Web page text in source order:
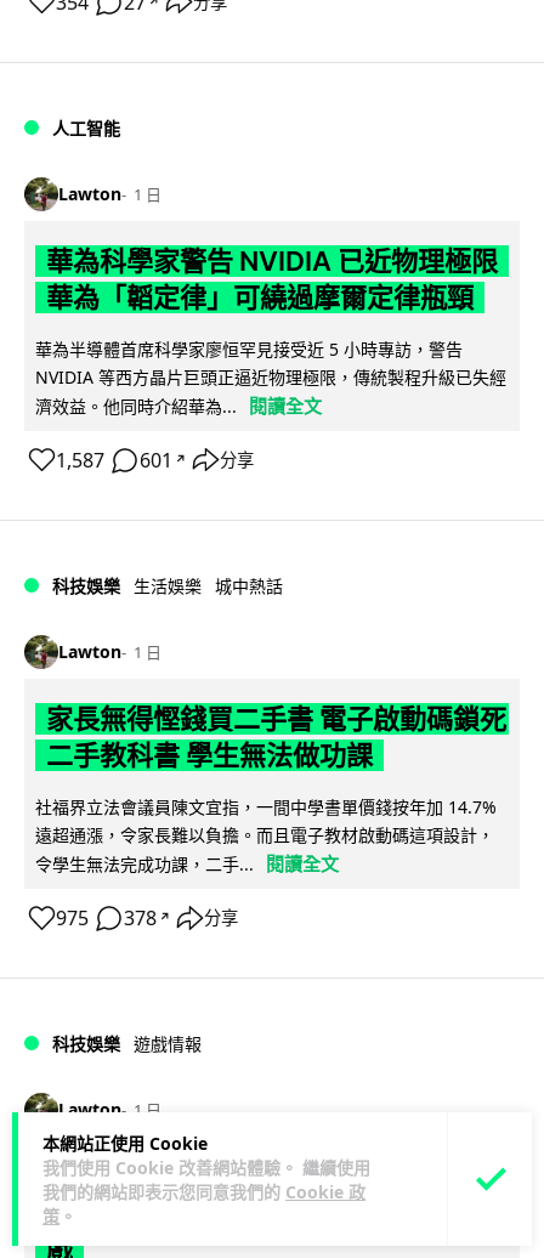
本網站正使用 Cookie
我們使用 Cookie 改善網站體驗。 繼續使用
我們的網站即表示您同意我們的 Cookie 政
策 。
人工智能
Lawton 1 日
華為科學家警告 NVIDIA 已近物理極限
華為「韜定律」可繞過摩爾定律瓶頸
華為半導體首席科學家廖恒罕見接受近 5 小時專訪，警告
NVIDIA 等西方晶片巨頭正逼近物理極限，傳統製程升級已失經
濟效益。他同時介紹華為...
閱讀全文
1,587 601 ↗ 分享
科技娛樂 生活娛樂 城中熱話
Lawton 1 日
家長無得慳錢買二手書 電子啟動碼鎖死
二手教科書 學生無法做功課
社福界立法會議員陳文宜指，一間中學書單價錢按年加 14.7%
遠超通漲，令家長難以負擔。而且電子教材啟動碼這項設計，
令學生無法完成功課，二手...
閱讀全文
975 378 ↗ 分享
科技娛樂 遊戲情報
Lawton 1 日
PlayStation 確認停產實體光碟 包裝印
出重要通告 2028 年 1 月後不出光碟遊
戲